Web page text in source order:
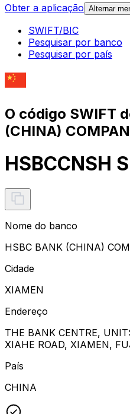
Obter a aplicação Alternar
SWIFT/BIC
Pesquisar por banco
Pesquisar por país
O código SWIFT
(CHINA)
HSBCCNSH
Nome do banco
HSBC BANK (CHINA)
Cidade
XIAMEN
Endereço
THE BANK CENTRE,
XIAHE ROAD, XIAMEN,
País
CHINA